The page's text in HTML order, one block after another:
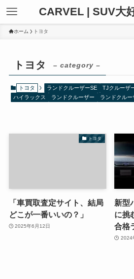
CARVEL | SUV大
ホーム トヨタ
トヨタ – category –
トヨタ ランドクルーザーSE TJクルーザ
ハイラックス
ランドクルーザー ランドクルー
トヨタ
「車買取査定サイト、結局
どこが一番いいの？」
2025年6月12日
新型
に挑
合格
2024